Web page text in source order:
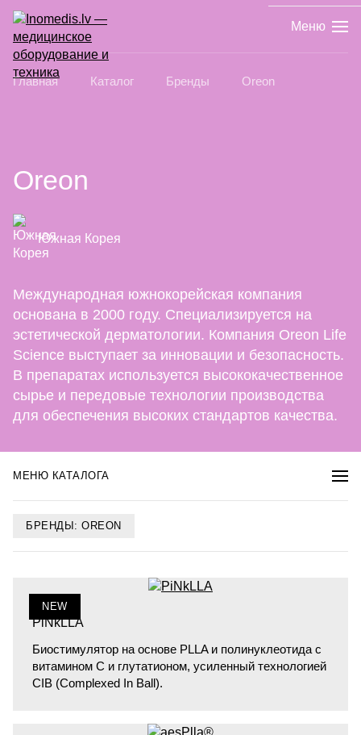
Меню
Главная Каталог Бренды Oreon
Oreon
Южная Корея
Международная южнокорейская компания
основана в 2000 году. Специализируется на
эстетической дерматологии. Компания Oreon Life
Science выступает за инновации и безопасность.
В препаратах используется высококачественное
сырье и передовые технологии производства
для обеспечения высоких стандартов качества.
МЕНЮ КАТАЛОГА
БРЕНДЫ: OREON
NEW
PiNkLLA
Биостимулятор на основе PLLA и полинуклеотида с
витамином С и глутатионом, усиленный технологией
CIB (Complexed In Ball).